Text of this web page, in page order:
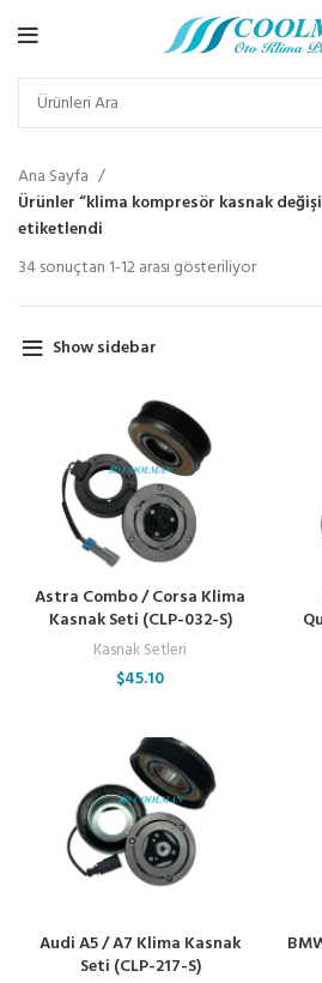
Ana Sayfa
Ürünler “klima kompresör kasnak
etiketlendi
34 sonuçtan 1-12 arası gösteriliyor
Show sidebar
Astra Combo / Corsa Klima
Kasnak Seti (CLP-032-S)
Kasnak Setleri
$45.10
Audi A5 / A7 Klima Kasnak
Seti (CLP-217-S)